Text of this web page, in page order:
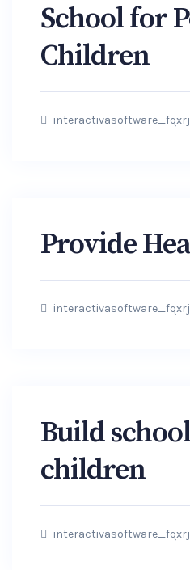
School for
Children
Provide
Build
children